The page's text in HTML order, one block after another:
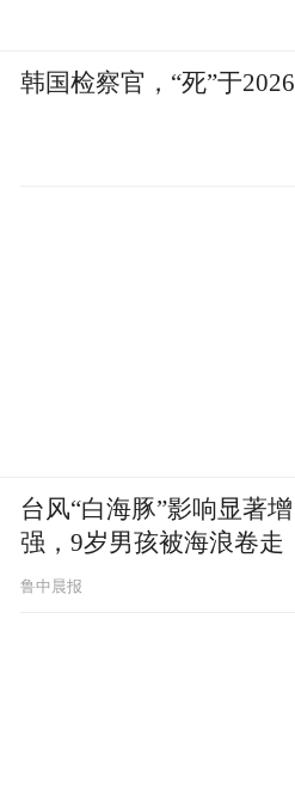
韩国检察官，“死”于2026
台风“白海豚”影响显著增
强，9岁男孩被海浪卷走
鲁中晨报